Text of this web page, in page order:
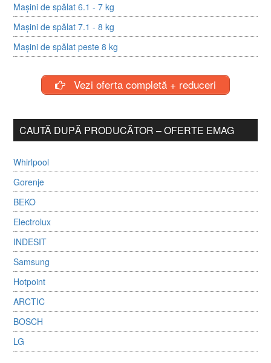
Mașini de spălat 6.1 - 7 kg
Mașini de spălat 7.1 - 8 kg
Mașini de spălat peste 8 kg
Vezi oferta completă + reduceri
CAUTĂ DUPĂ PRODUCĂTOR – OFERTE EMAG
Whirlpool
Gorenje
BEKO
Electrolux
INDESIT
Samsung
Hotpoint
ARCTIC
BOSCH
LG